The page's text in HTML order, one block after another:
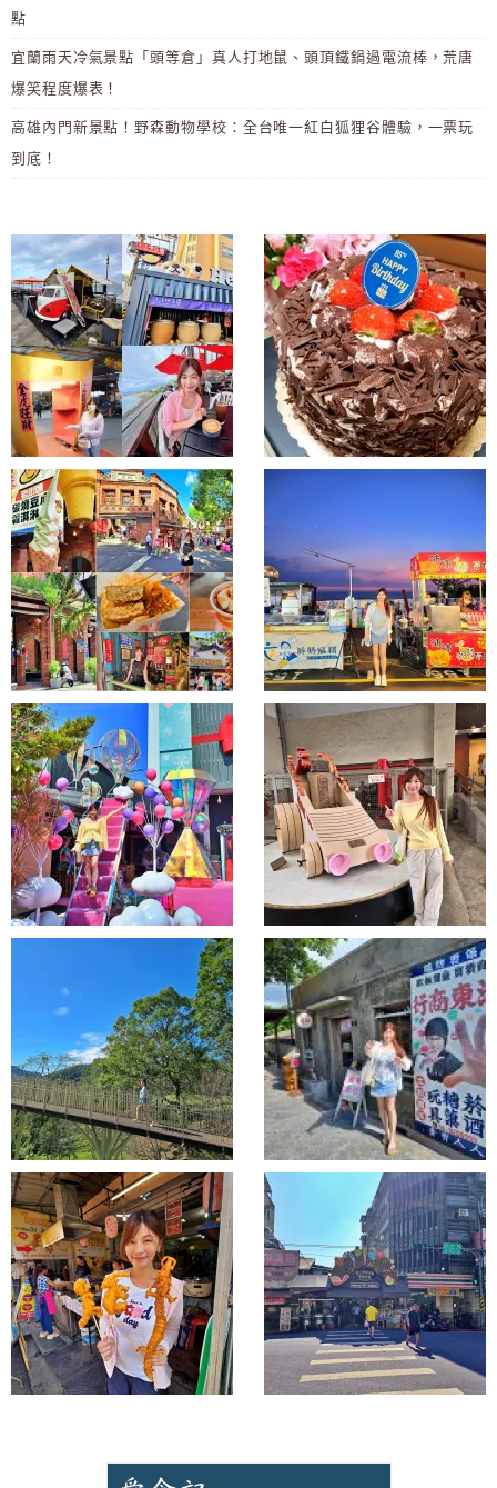
點
宜蘭雨天冷氣景點「頭等倉」真人打地鼠、頭頂鐵鍋過電流棒，荒唐
爆笑程度爆表！
高雄內門新景點！野森動物學校：全台唯一紅白狐狸谷體驗，一票玩
到底！